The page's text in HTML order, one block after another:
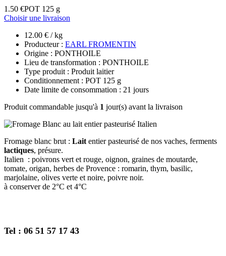
1.50 €POT 125 g
Choisir une livraison
12.00 € / kg
Producteur : EARL FROMENTIN
Origine : PONTHOILE
Lieu de transformation : PONTHOILE
Type produit : Produit laitier
Conditionnement : POT 125 g
Date limite de consommation : 21 jours
Produit commandable jusqu'à 1 jour(s) avant la livraison
Fromage blanc brut : Lait entier pasteurisé de nos vaches, ferments
lactiques, présure.
Italien : poivrons vert et rouge, oignon, graines de moutarde,
tomate, origan, herbes de Provence : romarin, thym, basilic,
marjolaine, olives verte et noire, poivre noir.
à conserver de 2°C et 4°C
Tel : 06 51 57 17 43